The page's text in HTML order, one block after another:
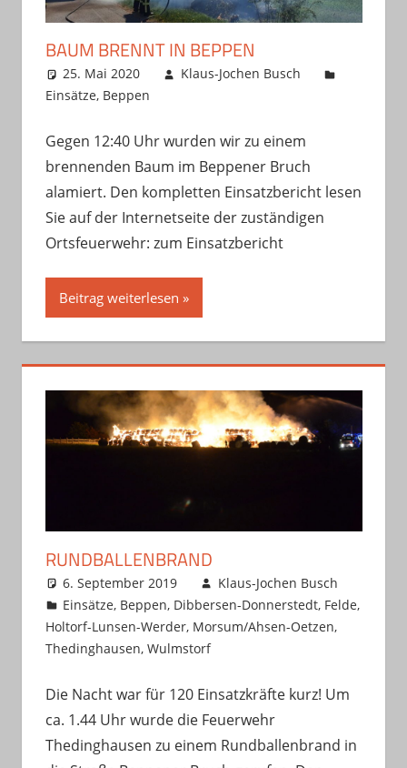
BAUM BRENNT IN BEPPEN
25. Mai 2020
Klaus-Jochen Busch
Einsätze, Beppen
Gegen 12:40 Uhr wurden wir zu einem
brennenden Baum im Beppener Bruch
alamiert. Den kompletten Einsatzbericht lesen
Sie auf der Internetseite der zuständigen
Ortsfeuerwehr: zum Einsatzbericht
Beitrag weiterlesen
RUNDBALLENBRAND
6. September 2019
Klaus-Jochen Busch
Einsätze, Beppen, Dibbersen-Donnerstedt, Felde,
Holtorf-Lunsen-Werder, Morsum/Ahsen-Oetzen,
Thedinghausen, Wulmstorf
Die Nacht war für 120 Einsatzkräfte kurz! Um
ca. 1.44 Uhr wurde die Feuerwehr
Thedinghausen zu einem Rundballenbrand in